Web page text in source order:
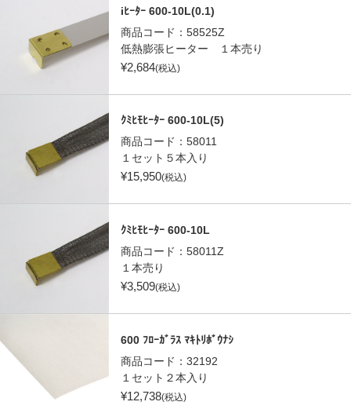
iﾋｰﾀｰ 600-10L(0.1)
商品コード： 58525Z
低熱膨張ヒーター １本売り
¥2,684(税込)
ｸﾐﾋﾓﾋｰﾀｰ 600-10L(5)
商品コード： 58011
１セット５本入り
¥15,950(税込)
ｸﾐﾋﾓﾋｰﾀｰ 600-10L
商品コード： 58011Z
１本売り
¥3,509(税込)
600 ﾌﾛｰｶﾞﾗｽ ﾏｷﾄﾘﾎﾞｳﾅｼ
商品コード： 32192
１セット２本入り
¥12,738(税込)